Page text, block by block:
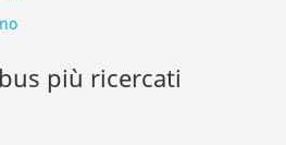
più ricercati